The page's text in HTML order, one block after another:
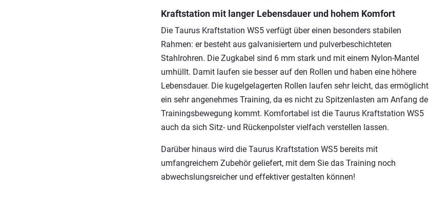
Kraftstation mit langer Lebensdauer und hohem Komfort
Die Taurus Kraftstation WS5 verfügt über einen besonders stabilen
Rahmen: er besteht aus galvanisiertem und pulverbeschichteten
Stahlrohren. Die Zugkabel sind 6 mm stark und mit einem Nylon-Mantel
umhüllt. Damit laufen sie besser auf den Rollen und haben eine höhere
Lebensdauer. Die kugelgelagerten Rollen laufen sehr leicht, das ermöglicht
ein sehr angenehmes Training, da es nicht zu Spitzenlasten am Anfang de
Trainingsbewegung kommt. Komfortabel ist die Taurus Kraftstation WS5
auch da sich Sitz- und Rückenpolster vielfach verstellen lassen.
Darüber hinaus wird die Taurus Kraftstation WS5 bereits mit
umfangreichem Zubehör geliefert, mit dem Sie das Training noch
abwechslungsreicher und effektiver gestalten können!